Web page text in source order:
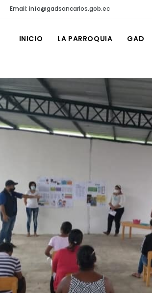
Email: info@gadsancarlos.gob.ec
INICIO LA PARROQUIA GAD